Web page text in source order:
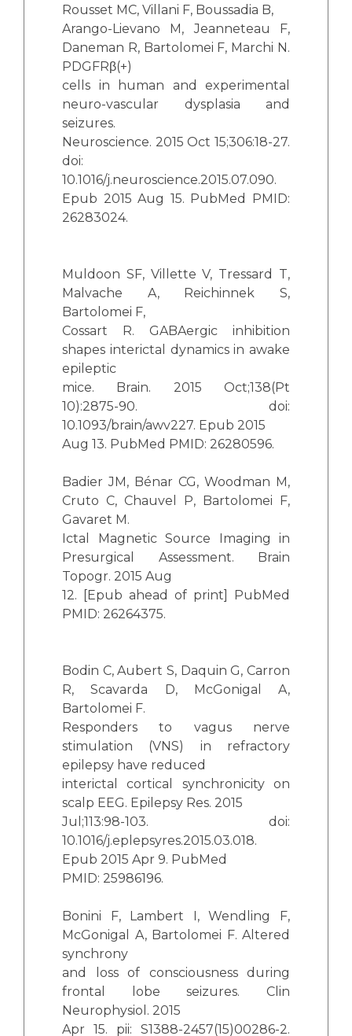
Rousset MC, Villani F, Boussadia B,
Arango-Lievano M, Jeanneteau F,
Daneman R, Bartolomei F, Marchi N.
PDGFRβ(+)
cells in human and experimental
neuro-vascular dysplasia and
seizures.
Neuroscience. 2015 Oct 15;306:18-27.
doi:
10.1016/j.neuroscience.2015.07.090.
Epub 2015 Aug 15. PubMed PMID:
26283024.
Muldoon SF, Villette V, Tressard T,
Malvache A, Reichinnek S,
Bartolomei F,
Cossart R. GABAergic inhibition
shapes interictal dynamics in awake
epileptic
mice. Brain. 2015 Oct;138(Pt
10):2875-90. doi:
10.1093/brain/awv227. Epub 2015
Aug 13. PubMed PMID: 26280596.
Badier JM, Bénar CG, Woodman M,
Cruto C, Chauvel P, Bartolomei F,
Gavaret M.
Ictal Magnetic Source Imaging in
Presurgical Assessment. Brain
Topogr. 2015 Aug
12. [Epub ahead of print] PubMed
PMID: 26264375.
Bodin C, Aubert S, Daquin G, Carron
R, Scavarda D, McGonigal A,
Bartolomei F.
Responders to vagus nerve
stimulation (VNS) in refractory
epilepsy have reduced
interictal cortical synchronicity on
scalp EEG. Epilepsy Res. 2015
Jul;113:98-103. doi:
10.1016/j.eplepsyres.2015.03.018.
Epub 2015 Apr 9. PubMed
PMID: 25986196.
Bonini F, Lambert I, Wendling F,
McGonigal A, Bartolomei F. Altered
synchrony
and loss of consciousness during
frontal lobe seizures. Clin
Neurophysiol. 2015
Apr 15. pii: S1388-2457(15)00286-2.